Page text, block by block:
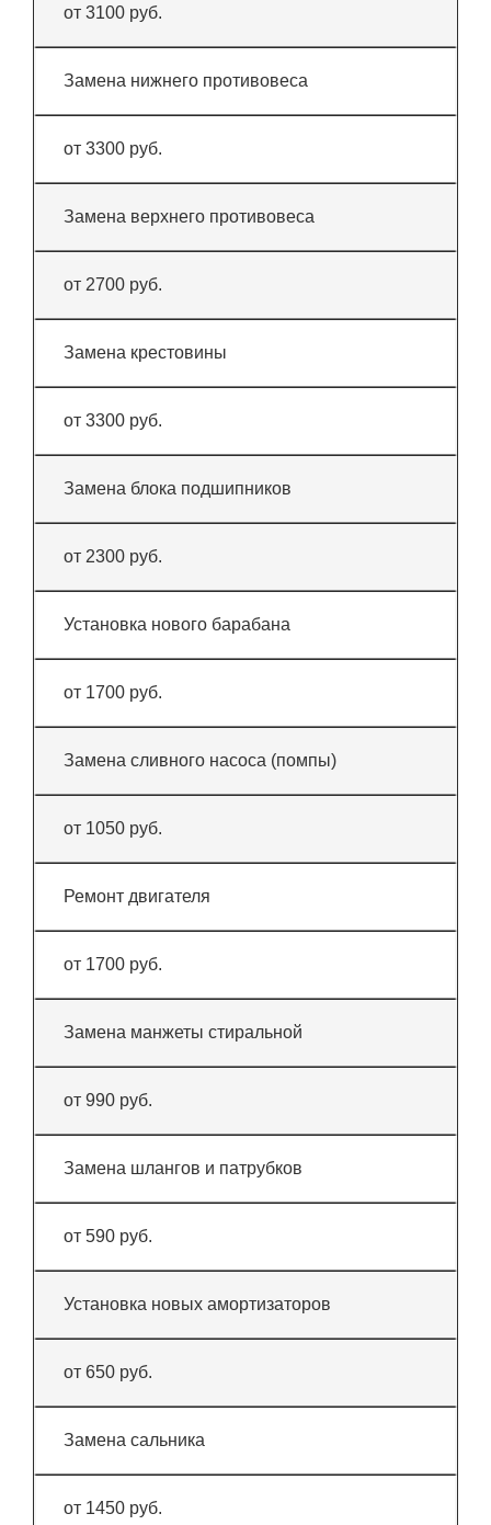
от 3100 руб.
Замена нижнего противовеса
от 3300 руб.
Замена верхнего противовеса
от 2700 руб.
Замена крестовины
от 3300 руб.
Замена блока подшипников
от 2300 руб.
Установка нового барабана
от 1700 руб.
Замена сливного насоса (помпы)
от 1050 руб.
Ремонт двигателя
от 1700 руб.
Замена манжеты стиральной
от 990 руб.
Замена шлангов и патрубков
от 590 руб.
Установка новых амортизаторов
от 650 руб.
Замена сальника
от 1450 руб.